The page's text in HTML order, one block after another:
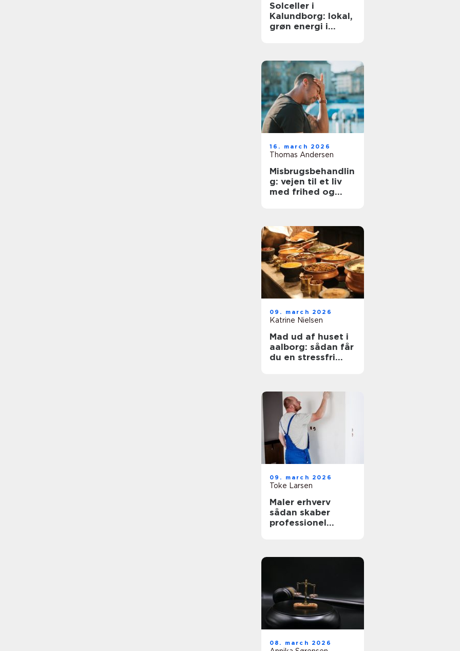
Solceller i
Kalundborg: lokal,
grøn energi i
16. march 2026
Thomas Andersen
Misbrugsbehandlin
g: vejen til et liv
med frihed og
09. march 2026
Katrine Nielsen
Mad ud af huset i
aalborg: sådan får
du en stressfri
09. march 2026
Toke Larsen
Maler erhverv
sådan skaber
professionel
08. march 2026